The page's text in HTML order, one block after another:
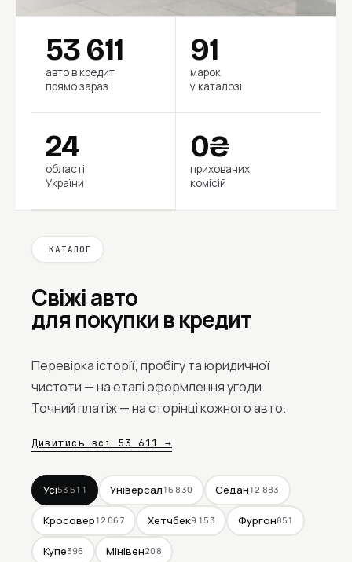
53 611
авто в кредит
прямо зараз
91
марок
у каталозі
24
області
України
0₴
прихованих
комісій
КАТАЛОГ
Свіжі авто
для покупки в кредит
Перевірка історії, пробігу та юридичної
чистоти — на етапі оформлення угоди.
Точний платіж — на сторінці кожного авто.
Дивитись всі 53 611 →
Усі53 611 Універсал16 830 Седан12 883
Кросовер12 667 Хетчбек9 153 Фургон851
Купе396 Мінівен208